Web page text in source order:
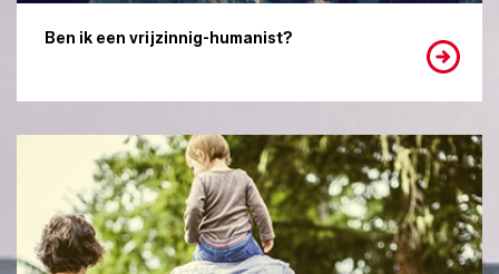
Ben ik een vrijzinnig-humanist?